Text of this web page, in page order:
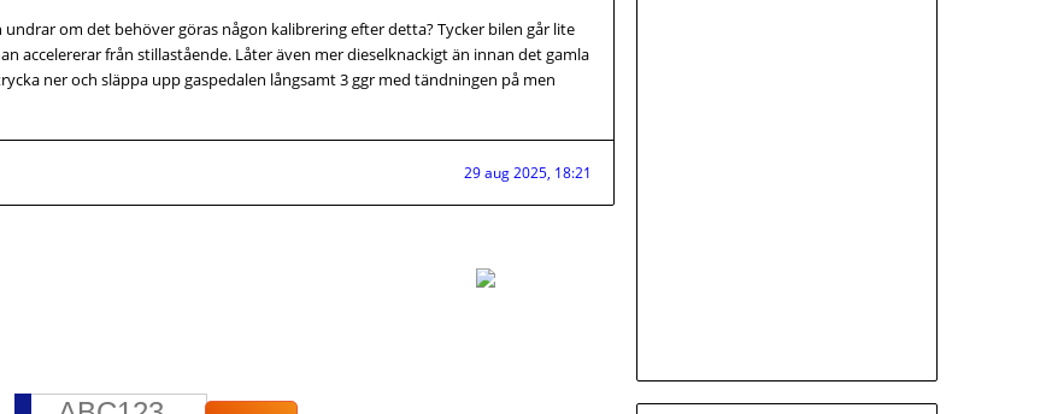
undrar om det behöver göras någon kalibrering efter detta? Tycker bilen går lite
accelererar från stillastående. Låter även mer dieselknackigt än innan det gamla
ner och släppa upp gaspedalen långsamt 3 ggr med tändningen på men
29 aug 2025, 18:21